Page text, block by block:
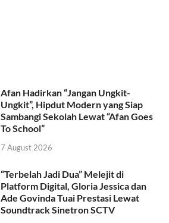
Afan Hadirkan “Jangan Ungkit-
Ungkit”, Hipdut Modern yang Siap
Sambangi Sekolah Lewat “Afan Goes
To School”
7 August 2026
“Terbelah Jadi Dua” Melejit di
Platform Digital, Gloria Jessica dan
Ade Govinda Tuai Prestasi Lewat
Soundtrack Sinetron SCTV